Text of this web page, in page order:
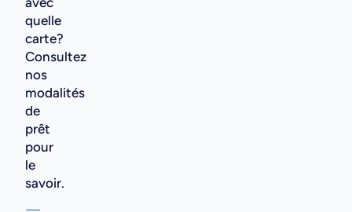
quelle
carte?
Consultez
nos
modalités
de
prêt
pour
le
savoir.